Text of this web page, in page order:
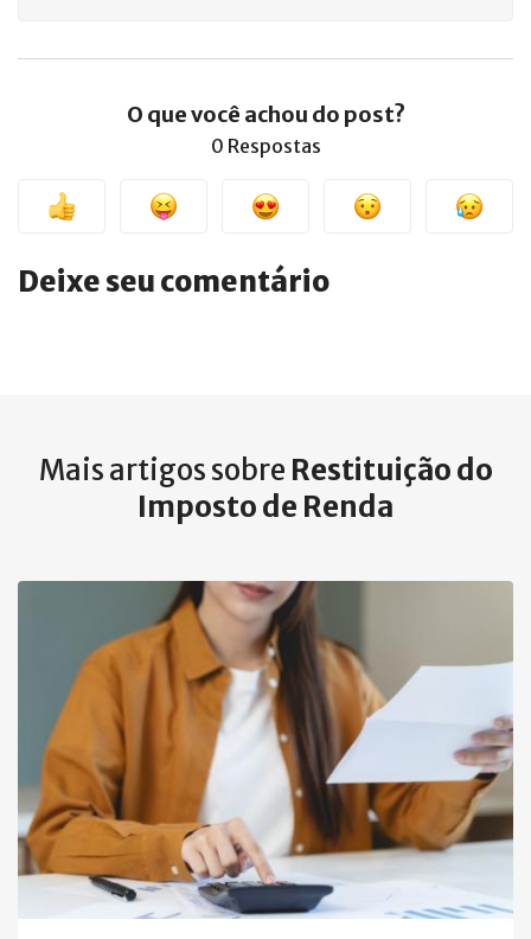
O que você achou do post?
0 Respostas
Deixe seu comentário
Mais artigos sobre Restituição do
Imposto de Renda